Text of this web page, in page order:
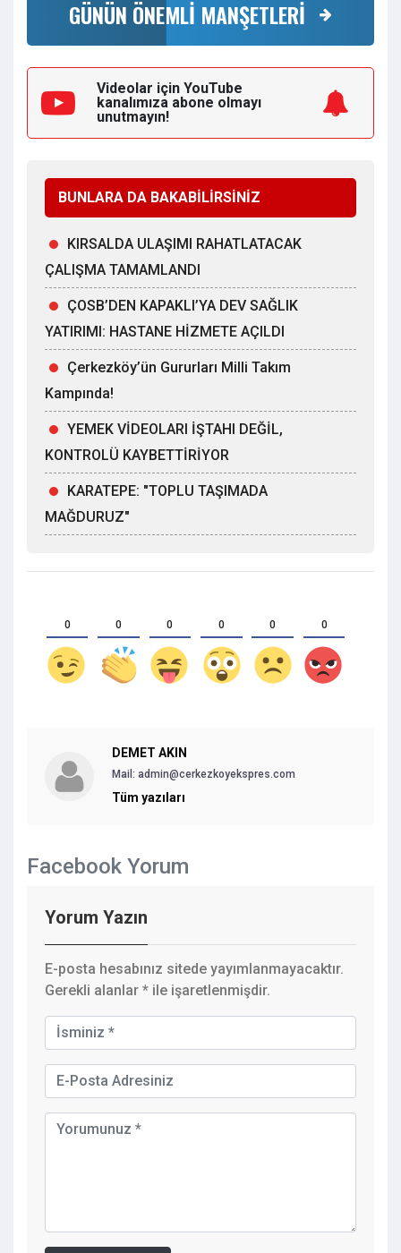
GÜNÜN ÖNEMLİ MANŞETLERİ
Videolar için YouTube
kanalımıza abone olmayı
unutmayın!
BUNLARA DA BAKABİLİRSİNİZ
KIRSALDA ULAŞIMI RAHATLATACAK
ÇALIŞMA TAMAMLANDI
ÇOSB’DEN KAPAKLI’YA DEV SAĞLIK
YATIRIMI: HASTANE HİZMETE AÇILDI
Çerkezköy’ün Gururları Milli Takım
Kampında!
YEMEK VİDEOLARI İŞTAHI DEĞİL,
KONTROLÜ KAYBETTİRİYOR
KARATEPE: "TOPLU TAŞIMADA
MAĞDURUZ"
0 0 0 0 0 0
DEMET AKIN
Mail: admin@cerkezkoyekspres.com
Tüm yazıları
Facebook Yorum
Yorum Yazın
E-posta hesabınız sitede yayımlanmayacaktır.
Gerekli alanlar * ile işaretlenmişdir.